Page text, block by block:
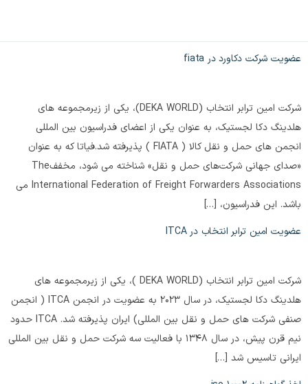
عضویت شرکت دکاورد در fiata
شرکت امین ترابر انتخاب (DEKA WORLD)، یکی از زیرمجموعه های
هلدینگ دکا لجستیک، به عنوان یکی از اعضای فدراسیون بین المللی
انجمن های حمل و نقل کالا ( FIATA ) پذیرفته شد.فیاتا که به عنوان
«صدای جهانی شرکت‌های حمل و نقل» شناخته می شود، مخففThe
International Federation of Freight Forwarders Associations می
باشد. این فدراسیون، […]
عضویت امین ترابر انتخاب در ITCA
شرکت امین ترابر انتخاب (DEKA WORLD )، یکی از زیرمجموعه های
هلدینگ دکا لجستیک، در سال 2023 به عضویت در انجمن ITCA ( انجمن
صنفی شرکت های حمل و نقل بین المللی) ایران پذیرفته شد. ITCA حدود
نیم قرن پیش، در سال 1348 با فعالیت سه شرکت حمل و نقل بین المللی
ایرانی تاسیس شد […]